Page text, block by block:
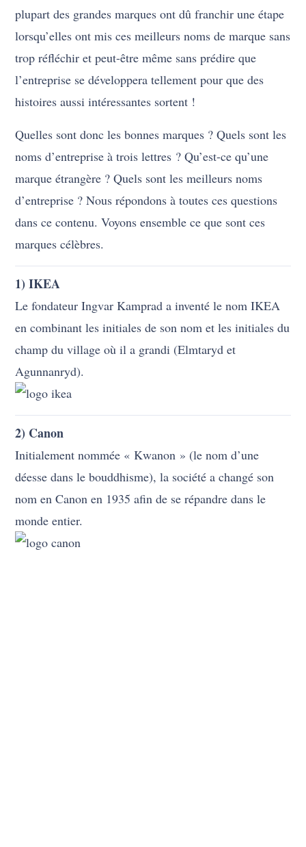
plupart des grandes marques ont dû franchir une étape
lorsqu’elles ont mis ces meilleurs noms de marque sans
trop réfléchir et peut-être même sans prédire que
l’entreprise se développera tellement pour que des
histoires aussi intéressantes sortent !
Quelles sont donc les bonnes marques ? Quels sont les
noms d’entreprise à trois lettres ? Qu’est-ce qu’une
marque étrangère ? Quels sont les meilleurs noms
d’entreprise ? Nous répondons à toutes ces questions
dans ce contenu. Voyons ensemble ce que sont ces
marques célèbres.
1) IKEA
Le fondateur Ingvar Kamprad a inventé le nom IKEA
en combinant les initiales de son nom et les initiales du
champ du village où il a grandi (Elmtaryd et
Agunnanryd).
2) Canon
Initialement nommée « Kwanon » (le nom d’une
déesse dans le bouddhisme), la société a changé son
nom en Canon en 1935 afin de se répandre dans le
monde entier.